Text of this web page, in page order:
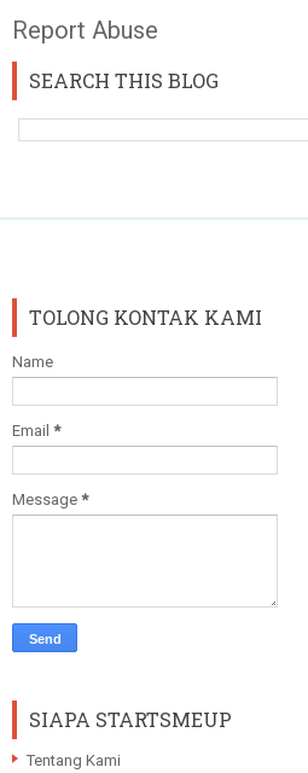
Report Abuse
SEARCH THIS BLOG
TOLONG KONTAK KAMI
Name
Email *
Message *
SIAPA STARTSMEUP
Tentang Kami